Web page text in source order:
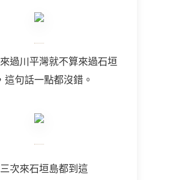
過川平灣就不算來過石垣
這句話一點都沒錯。
次來石垣島都到這